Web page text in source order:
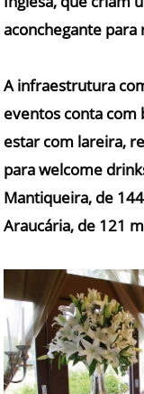
aconchegante
A infraestrutura
eventos conta com
estar com lareira,
para welcome
Mantiqueira, de
Araucária, de 121